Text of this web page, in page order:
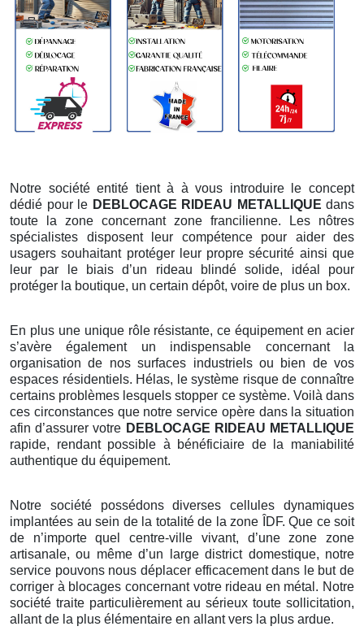
Notre société entité tient à à vous introduire le concept
dédié pour le DEBLOCAGE RIDEAU METALLIQUE dans
toute la zone concernant zone francilienne. Les nôtres
spécialistes disposent leur compétence pour aider des
usagers souhaitant protéger leur propre sécurité ainsi que
leur par le biais d’un rideau blindé solide, idéal pour
protéger la boutique, un certain dépôt, voire de plus un box.
En plus une unique rôle résistante, ce équipement en acier
s’avère également un indispensable concernant la
organisation de nos surfaces industriels ou bien de vos
espaces résidentiels. Hélas, le système risque de connaître
certains problèmes lesquels stopper ce système. Voilà dans
ces circonstances que notre service opère dans la situation
afin d’assurer votre DEBLOCAGE RIDEAU METALLIQUE
rapide, rendant possible à bénéficiaire de la maniabilité
authentique du équipement.
Notre société possédons diverses cellules dynamiques
implantées au sein de la totalité de la zone ÎDF. Que ce soit
de n’importe quel centre-ville vivant, d’une zone zone
artisanale, ou même d’un large district domestique, notre
service pouvons nous déplacer efficacement dans le but de
corriger à blocages concernant votre rideau en métal. Notre
société traite particulièrement au sérieux toute sollicitation,
allant de la plus élémentaire en allant vers la plus ardue.